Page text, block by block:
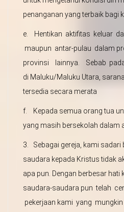
penanganan yang terbaik bagi
e. Hentikan aktifitas keluar
maupun antar-pulau dalam
provinsi lainnya. Sebab
di Maluku/Maluku Utara,
tersedia secara merata
f. Kepada semua orang tua
yang masih bersekolah dalam
3. Sebagai gereja, kami
saudara kepada Kristus tidak
apa pun. Dengan berbesar hati
saudara-saudara pun telah
pekerjaan kami yang